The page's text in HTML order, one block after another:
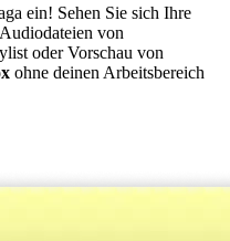
ein! Sehen Sie sich Ihre
von
oder Vorschau von
ohne deinen Arbeitsbereich